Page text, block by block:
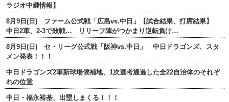
ラジオ中継情報】
8月9日(日) ファーム公式戦「広島vs.中日」【試合結果、打席結果】
中日2軍、2-3で敗戦… リリーフ陣がつかまり逆転負け…
8月9日(日) セ・リーグ公式戦「阪神vs.中日」 中日ドラゴンズ、スタ
メン発表！！！
中日ドラゴンズ2軍新球場候補地、1次選考通過した全22自治体のそれぞ
れの位置
中日・福永裕基、出塁しまくる！！！